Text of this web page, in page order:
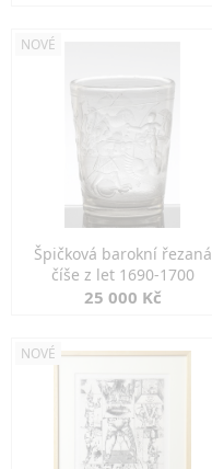
NOVÉ
Špičková barokní řezaná
číše z let 1690-1700
25 000 Kč
NOVÉ